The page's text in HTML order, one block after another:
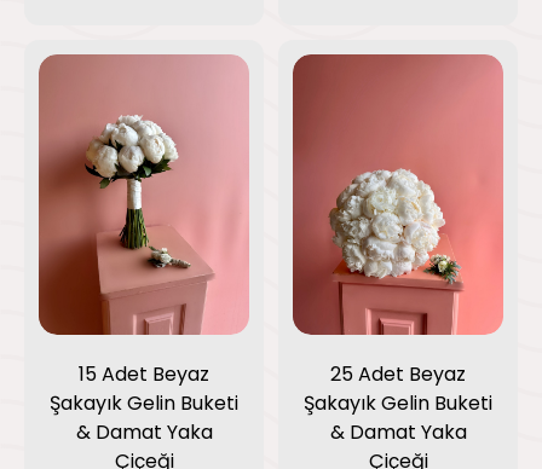
15 Adet Beyaz
Şakayık Gelin Buketi
& Damat Yaka
Çiçeği
25 Adet Beyaz
Şakayık Gelin Buketi
& Damat Yaka
Çiçeği